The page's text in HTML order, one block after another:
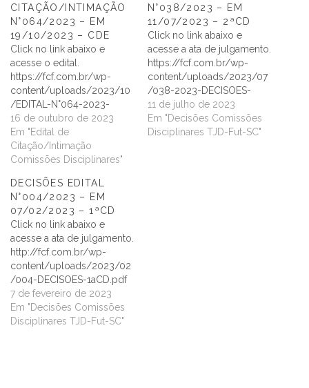
CITAÇÃO/INTIMAÇÃO
N°064/2023 – EM
19/10/2023 – CDE
Click no link abaixo e
acesse o edital.
https://fcf.com.br/wp-
content/uploads/2023/10
/EDITAL-N°064-2023-
CDE.pdf
16 de outubro de 2023
Em "Edital de
Citação/Intimação
Comissões Disciplinares"
N°038/2023 – EM
11/07/2023 – 2ªCD
Click no link abaixo e
acesse a ata de julgamento.
https://fcf.com.br/wp-
content/uploads/2023/07
/038-2023-DECISOES-
2aCD.pdf
11 de julho de 2023
Em "Decisões Comissões
Disciplinares TJD-Fut-SC"
DECISÕES EDITAL
N°004/2023 – EM
07/02/2023 – 1ªCD
Click no link abaixo e
acesse a ata de julgamento.
http://fcf.com.br/wp-
content/uploads/2023/02
/004-DECISOES-1aCD.pdf
7 de fevereiro de 2023
Em "Decisões Comissões
Disciplinares TJD-Fut-SC"